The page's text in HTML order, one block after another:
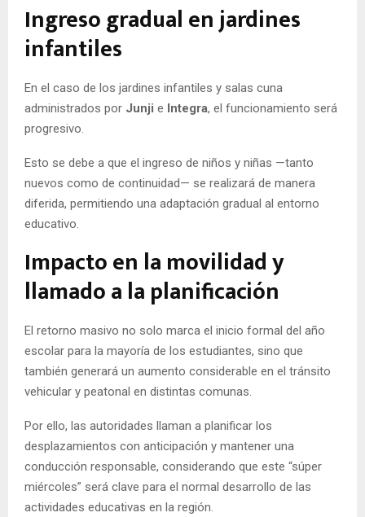
Ingreso gradual en jardines
infantiles
En el caso de los jardines infantiles y salas cuna
administrados por Junji e Integra, el funcionamiento será
progresivo.
Esto se debe a que el ingreso de niños y niñas —tanto
nuevos como de continuidad— se realizará de manera
diferida, permitiendo una adaptación gradual al entorno
educativo.
Impacto en la movilidad y
llamado a la planificación
El retorno masivo no solo marca el inicio formal del año
escolar para la mayoría de los estudiantes, sino que
también generará un aumento considerable en el tránsito
vehicular y peatonal en distintas comunas.
Por ello, las autoridades llaman a planificar los
desplazamientos con anticipación y mantener una
conducción responsable, considerando que este “súper
miércoles” será clave para el normal desarrollo de las
actividades educativas en la región.